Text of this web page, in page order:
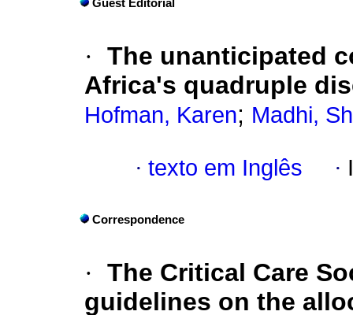
Guest Editorial
· The unanticipated
Africa's quadruple
Hofman, Karen; Madhi,
· texto em Inglês ·
Correspondence
· The Critical Care
guidelines on the